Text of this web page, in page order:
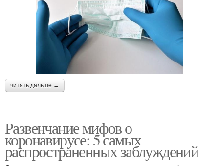
читать дальше →
Развенчание мифов о
коронавирусе: 5 самых
распространенных заблуждений